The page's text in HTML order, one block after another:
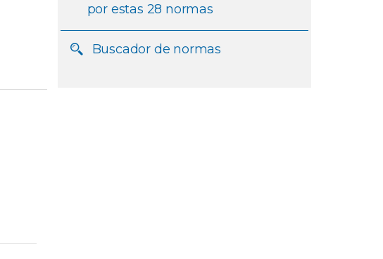
por estas 28 normas
Buscador de normas